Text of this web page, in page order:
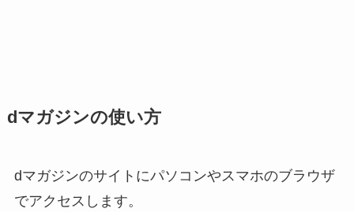
dマガジンの使い方
dマガジンのサイトにパソコンやスマホのブラウザ
でアクセスします。